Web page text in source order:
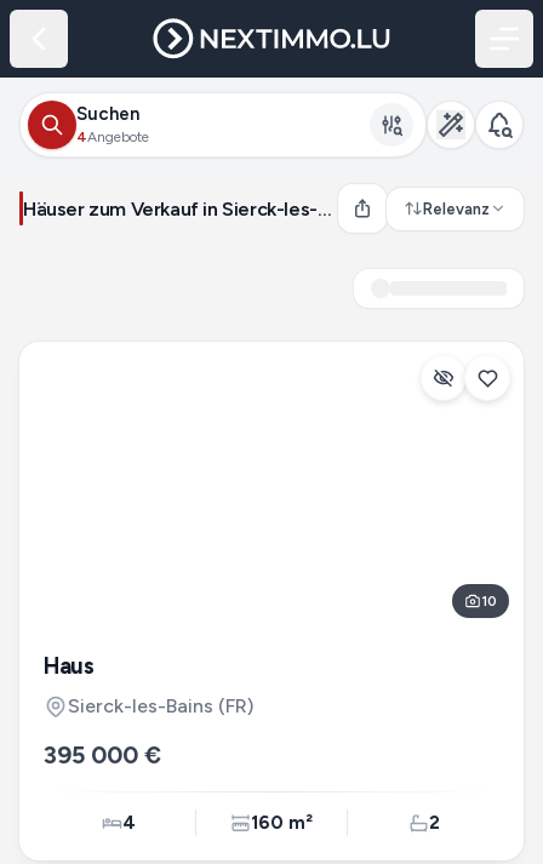
Suchen
4Angebote
Häuser zum Verkauf in Sierck-les-Bains (Frankreich) Relevanz
10
Haus
Sierck-les-Bains (FR)
395 000 €
4 160 m² 2